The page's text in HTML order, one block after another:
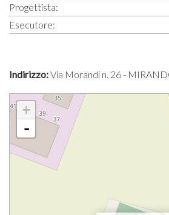
Progettista:
Esecutore:
Indirizzo:Via Morandi n. 26 -
+
-